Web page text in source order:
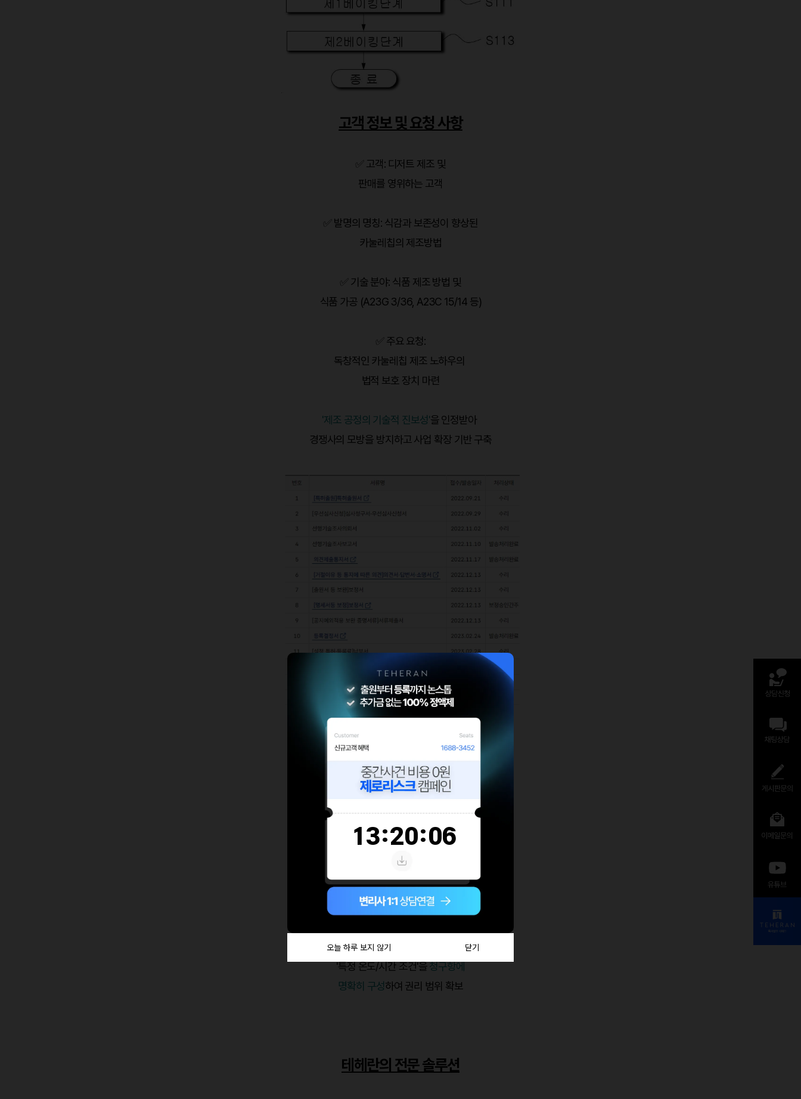
고객 정보 및 요청 사항
✅ 고객: 디저트 제조 및
판매를 영위하는 고객
✅ 발명의 명칭: 식감과 보존성이 향상된
카눌레칩의 제조방법
✅ 기술 분야: 식품 제조 방법 및
식품 가공 (A23G 3/36, A23C 15/14 등)
✅ 주요 요청:
독창적인 카눌레칩 제조 노하우의
법적 보호 장치 마련
'제조 공정의 기술적 진보성'을 인정받아
경쟁사의 모방을 방지하고 사업 확장 기반 구축
핵심 성과
✅ 출원에서 최종 등록까지 약 5개월 소요
(우선심사 제도를 통한 신속 등록)
✅ 난이도 극복: 심사 과정 중
거절 이유 통지에 대해 논리적 대응 성공
✅ 권리 확보: 핵심인 '이중 베이킹 단계' 및
'특정 온도/시간 조건'을청구항에
명확히 구성하여 권리 범위 확보
테헤란의 전문 솔루션